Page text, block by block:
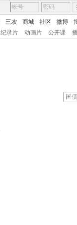
三农 商城 社区 微博
纪录片 动画片 公开课